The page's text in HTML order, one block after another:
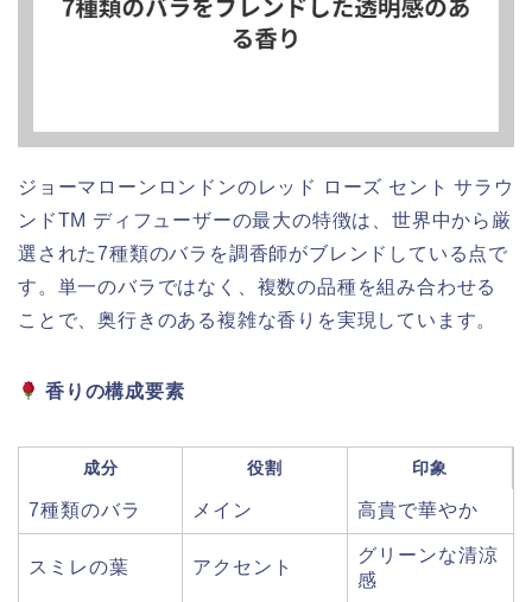
ジョーマローンロンドンのレッド ローズ セント サラウ
ンドTM ディフューザーの最大の特徴は、世界中から厳
選された7種類のバラを調香師がブレンドしている点で
す。単一のバラではなく、複数の品種を組み合わせる
ことで、奥行きのある複雑な香りを実現しています。
香りの構成要素
成分 役割 印象
7種類のバラ メイン 高貴で華やか
スミレの葉 アクセント
グリーンな清涼
感